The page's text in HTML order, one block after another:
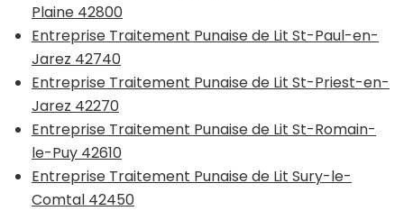
Plaine 42800
Entreprise Traitement Punaise de Lit St-Paul-en-
Jarez 42740
Entreprise Traitement Punaise de Lit St-Priest-en-
Jarez 42270
Entreprise Traitement Punaise de Lit St-Romain-
le-Puy 42610
Entreprise Traitement Punaise de Lit Sury-le-
Comtal 42450